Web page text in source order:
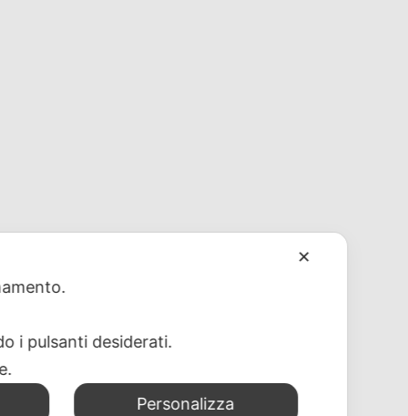
rivenditore?
✕
i pulsanti desiderati.
Personalizza